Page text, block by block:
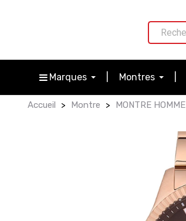
Marques Montres
Accueil Montre MONTRE